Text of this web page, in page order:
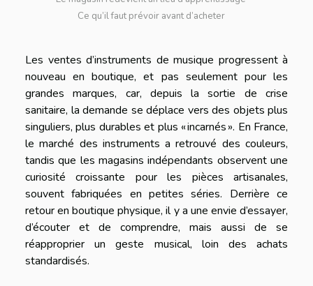
Ce qu’il faut prévoir avant d’acheter
Les ventes d’instruments de musique progressent à
nouveau en boutique, et pas seulement pour les
grandes marques, car, depuis la sortie de crise
sanitaire, la demande se déplace vers des objets plus
singuliers, plus durables et plus « incarnés ». En France,
le marché des instruments a retrouvé des couleurs,
tandis que les magasins indépendants observent une
curiosité croissante pour les pièces artisanales,
souvent fabriquées en petites séries. Derrière ce
retour en boutique physique, il y a une envie d’essayer,
d’écouter et de comprendre, mais aussi de se
réapproprier un geste musical, loin des achats
standardisés.